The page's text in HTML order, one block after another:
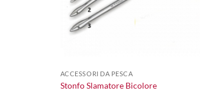
ACCESSORI DA PESCA
Stonfo Slamatore Bicolore